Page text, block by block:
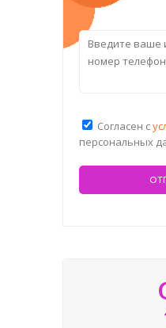
Согласен с
персональных